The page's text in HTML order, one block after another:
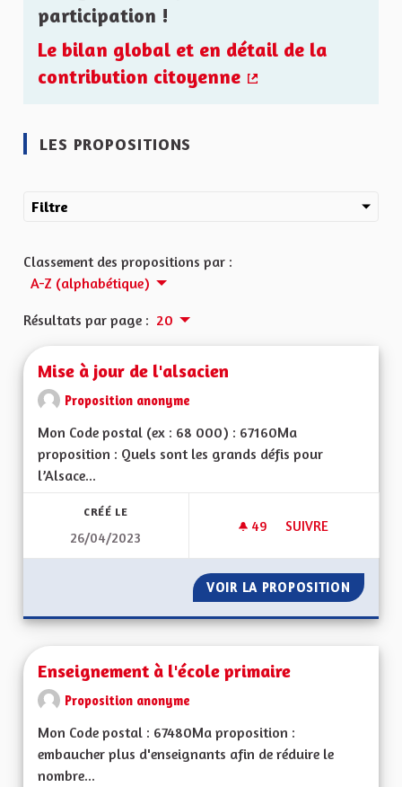
participation !
Le bilan global et en détail de la
contribution citoyenne
LES PROPOSITIONS
Filtre
Classement des propositions par :
A-Z (alphabétique)
Résultats par page : 20
Mise à jour de l'alsacien
Proposition anonyme
Mon Code postal (ex : 68 000) : 67160Ma
proposition : Quels sont les grands défis pour
l’Alsace...
CRÉÉ LE
26/04/2023
49 49 ABONNÉS
SUIVRE
VOIR LA PROPOSITION MISE
Enseignement à l'école primaire
Proposition anonyme
Mon Code postal : 67480Ma proposition :
embaucher plus d'enseignants afin de réduire le
nombre...